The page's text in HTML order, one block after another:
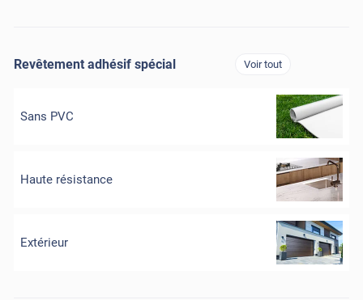
Revêtement adhésif spécial Voir tout
Sans PVC
Haute résistance
Extérieur